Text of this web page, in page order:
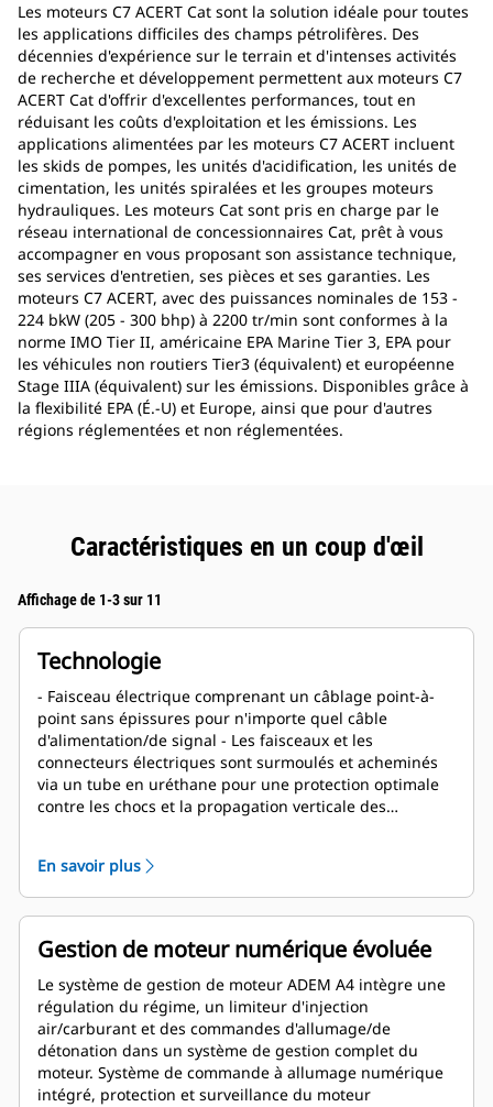
Les moteurs C7 ACERT Cat sont la solution idéale pour toutes
les applications difficiles des champs pétrolifères. Des
décennies d'expérience sur le terrain et d'intenses activités
de recherche et développement permettent aux moteurs C7
ACERT Cat d'offrir d'excellentes performances, tout en
réduisant les coûts d'exploitation et les émissions. Les
applications alimentées par les moteurs C7 ACERT incluent
les skids de pompes, les unités d'acidification, les unités de
cimentation, les unités spiralées et les groupes moteurs
hydrauliques. Les moteurs Cat sont pris en charge par le
réseau international de concessionnaires Cat, prêt à vous
accompagner en vous proposant son assistance technique,
ses services d'entretien, ses pièces et ses garanties. Les
moteurs C7 ACERT, avec des puissances nominales de 153 -
224 bkW (205 - 300 bhp) à 2200 tr/min sont conformes à la
norme IMO Tier II, américaine EPA Marine Tier 3, EPA pour
les véhicules non routiers Tier3 (équivalent) et européenne
Stage IIIA (équivalent) sur les émissions. Disponibles grâce à
la flexibilité EPA (É.-U) et Europe, ainsi que pour d'autres
régions réglementées et non réglementées.
Caractéristiques en un coup d'œil
Affichage de 1-3 sur 11
Technologie
- Faisceau électrique comprenant un câblage point-à-
point sans épissures pour n'importe quel câble
d'alimentation/de signal - Les faisceaux et les
connecteurs électriques sont surmoulés et acheminés
via un tube en uréthane pour une protection optimale
contre les chocs et la propagation verticale des
pour être débranchés et portent l'avertissement « Ne
pas débrancher sous tension ». - Faisceau client de 25
pieds certifié NEC et ATEX en option – L'ECU est certifiée
en tant que partie du moteur conformément à la norme
EN 60079-15 relative aux atmosphères explosives. L'ECU
est protégée par une protection en acier inoxydable. –
Les connexions de l'injecteur sont protégées au niveau
du support de cache-soupapes par des protections en
acier inoxydable
En savoir plus
Gestion de moteur numérique évoluée
Le système de gestion de moteur ADEM A4 intègre une
régulation du régime, un limiteur d'injection
air/carburant et des commandes d'allumage/de
détonation dans un système de gestion complet du
moteur. Système de commande à allumage numérique
intégré, protection et surveillance du moteur